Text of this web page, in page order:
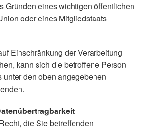
Gründen eines wichtigen öffentlichen
oder eines Mitgliedstaats
Einschränkung der Verarbeitung
kann sich die betroffene Person
unter den oben angegebenen
die Sie betreffenden